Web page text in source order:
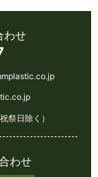
わせ
日除く）
わせ